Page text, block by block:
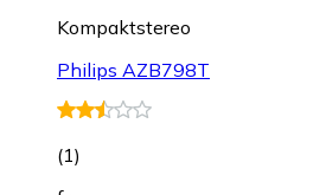
Kompaktstereo
Philips AZB798T
(1)